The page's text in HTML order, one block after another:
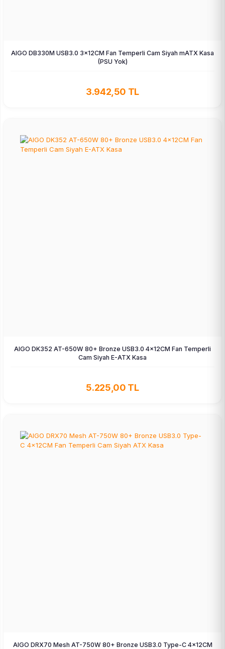
AIGO DB330M USB3.0 3×12CM Fan Temperli Cam Siyah mATX Kasa
(PSU Yok)
3.942,50 TL
AIGO DK352 AT-650W 80+ Bronze USB3.0 4×12CM Fan Temperli
Cam Siyah E-ATX Kasa
5.225,00 TL
AIGO DRX70 Mesh AT-750W 80+ Bronze USB3.0 Type-C 4×12CM